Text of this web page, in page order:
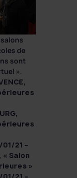
de
sont
».
21 –
« Salon
»